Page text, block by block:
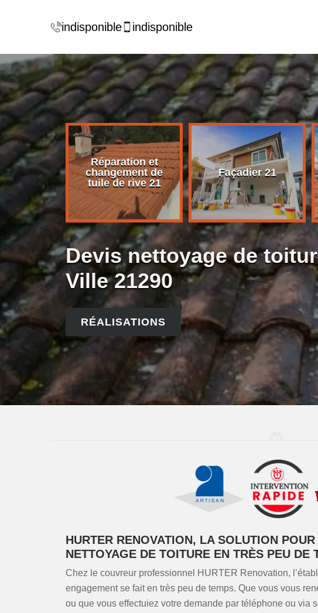
indisponible indisponible
de
21
Réparation et
changement de
tuile de rive 21
Façadier 21
Devis nettoyage de
Ville 21290
RÉALISATIONS
HURTER RENOVATION, LA SOLUTION
NETTOYAGE DE TOITURE EN TRÈS PEU DE
Chez le couvreur professionnel HURTER Renovation,
engagement se fait en très peu de temps. Que vous vous
ou que vous effectuiez votre demande par téléphone ou via